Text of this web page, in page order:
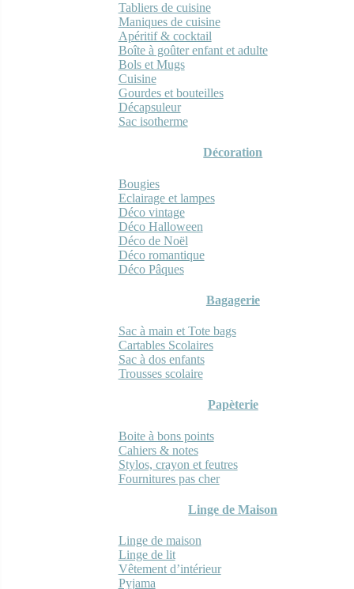
Tabliers de cuisine
Maniques de cuisine
Apéritif & cocktail
Boîte à goûter enfant et adulte
Bols et Mugs
Cuisine
Gourdes et bouteilles
Décapsuleur
Sac isotherme
Décoration
Bougies
Eclairage et lampes
Déco vintage
Déco Halloween
Déco de Noël
Déco romantique
Déco Pâques
Bagagerie
Sac à main et Tote bags
Cartables Scolaires
Sac à dos enfants
Trousses scolaire
Papèterie
Boite à bons points
Cahiers & notes
Stylos, crayon et feutres
Fournitures pas cher
Linge de Maison
Linge de maison
Linge de lit
Vêtement d’intérieur
Pyjama